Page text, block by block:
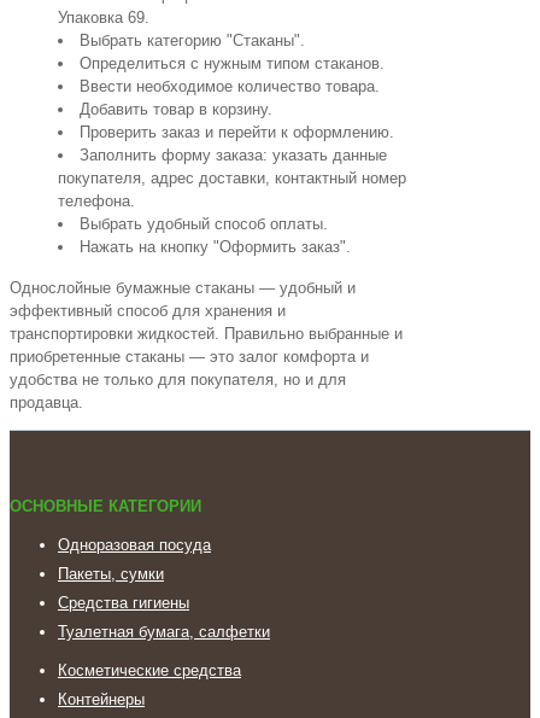
Упаковка 69.
Выбрать категорию "Стаканы".
Определиться с нужным типом стаканов.
Ввести необходимое количество товара.
Добавить товар в корзину.
Проверить заказ и перейти к оформлению.
Заполнить форму заказа: указать данные
покупателя, адрес доставки, контактный номер
телефона.
Выбрать удобный способ оплаты.
Нажать на кнопку "Оформить заказ".
Однослойные бумажные стаканы — удобный и
эффективный способ для хранения и
транспортировки жидкостей. Правильно выбранные и
приобретенные стаканы — это залог комфорта и
удобства не только для покупателя, но и для
продавца.
ОСНОВНЫЕ КАТЕГОРИИ
Одноразовая посуда
Пакеты, сумки
Средства гигиены
Туалетная бумага, салфетки
Косметические средства
Контейнеры